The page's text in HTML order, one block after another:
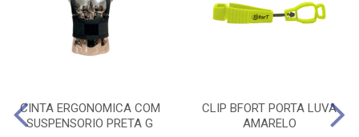
CINTA ERGONOMICA COM
SUSPENSORIO PRETA G
CLIP BFORT PORTA LUVA
AMARELO